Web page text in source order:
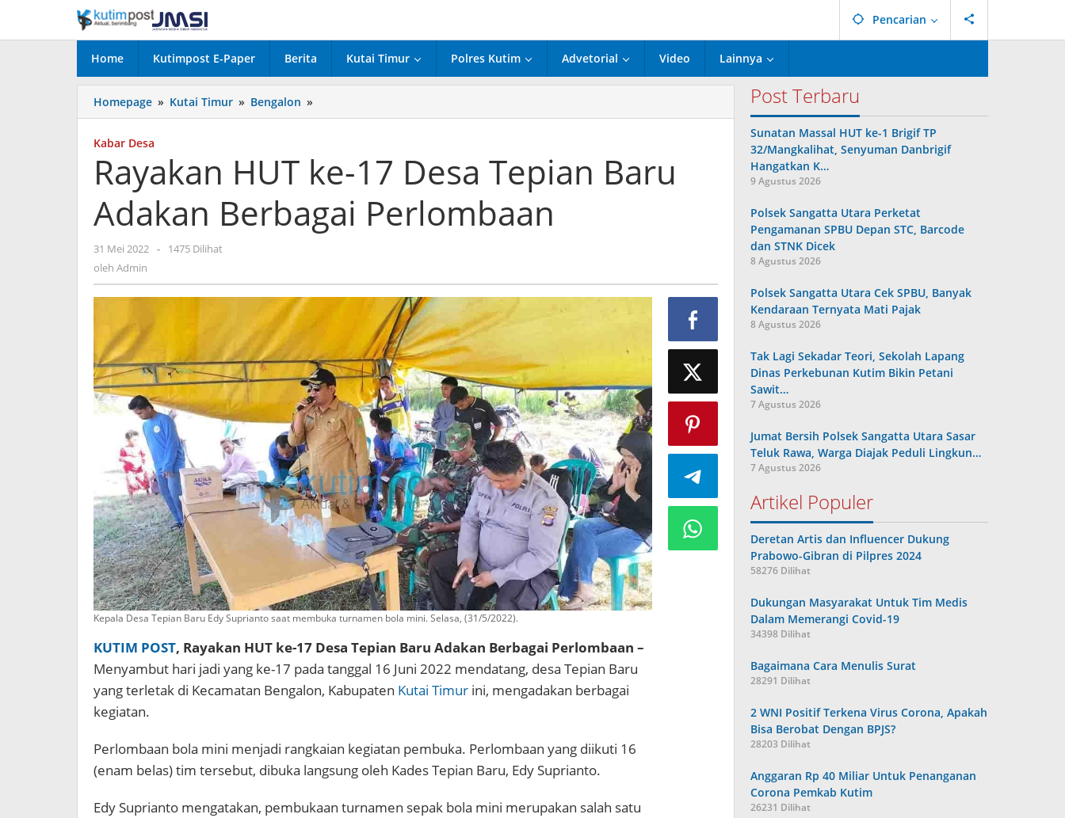
konten
Pencarian
Home Kutimpost E-Paper Berita Kutai Timur Polres Kutim Advetorial Video Lainnya
Homepage » Kutai Timur » Bengalon »
HUT
Desa
Tepian
Adakan
Berbagai
Kabar Desa
Rayakan HUT ke-17 Desa Tepian Baru
Adakan Berbagai Perlombaan
31 Mei 2022 oleh
-
1475 Dilihat
oleh Admin
Kepala Desa Tepian Baru Edy Suprianto saat membuka turnamen bola mini. Selasa, (31/5/2022).
KUTIM POST, Rayakan HUT ke-17 Desa Tepian Baru Adakan Berbagai Perlombaan –
Menyambut hari jadi yang ke-17 pada tanggal 16 Juni 2022 mendatang, desa Tepian Baru
yang terletak di Kecamatan Bengalon, Kabupaten Kutai Timur ini, mengadakan berbagai
kegiatan.
Perlombaan bola mini menjadi rangkaian kegiatan pembuka. Perlombaan yang diikuti 16
(enam belas) tim tersebut, dibuka langsung oleh Kades Tepian Baru, Edy Suprianto.
Edy Suprianto mengatakan, pembukaan turnamen sepak bola mini merupakan salah satu
Post Terbaru
Sunatan Massal HUT ke-1 Brigif TP
32/Mangkalihat, Senyuman Danbrigif
Hangatkan K…
9 Agustus 2026
Polsek Sangatta Utara Perketat
Pengamanan SPBU Depan STC, Barcode
dan STNK Dicek
8 Agustus 2026
Polsek Sangatta Utara Cek SPBU, Banyak
Kendaraan Ternyata Mati Pajak
8 Agustus 2026
Tak Lagi Sekadar Teori, Sekolah Lapang
Dinas Perkebunan Kutim Bikin Petani
Sawit…
7 Agustus 2026
Jumat Bersih Polsek Sangatta Utara Sasar
Teluk Rawa, Warga Diajak Peduli Lingkun…
7 Agustus 2026
Artikel Populer
Deretan Artis dan Influencer Dukung
Prabowo-Gibran di Pilpres 2024
58276 Dilihat
Dukungan Masyarakat Untuk Tim Medis
Dalam Memerangi Covid-19
34398 Dilihat
Bagaimana Cara Menulis Surat
28291 Dilihat
2 WNI Positif Terkena Virus Corona, Apakah
Bisa Berobat Dengan BPJS?
28203 Dilihat
Anggaran Rp 40 Miliar Untuk Penanganan
Corona Pemkab Kutim
26231 Dilihat